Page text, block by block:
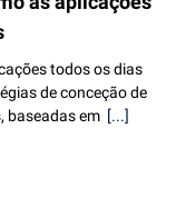
todos os dias
de conceção de
baseadas em [...]